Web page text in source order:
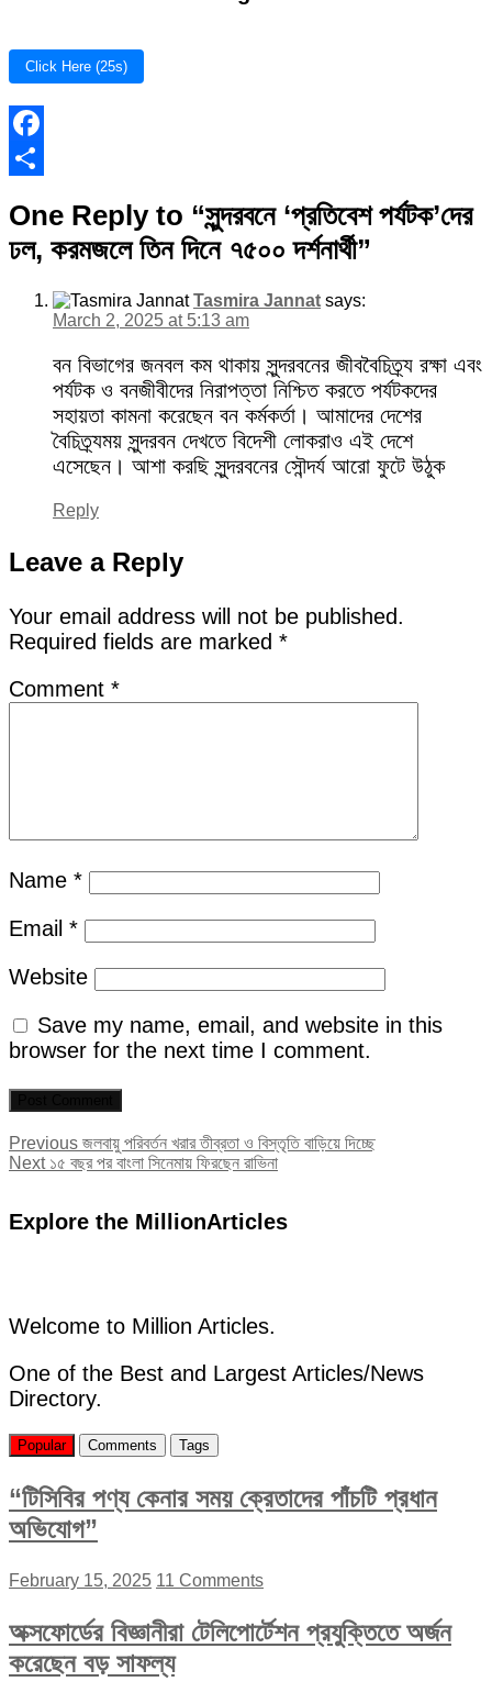
Click Here (25s)
Facebook
One Reply to “সুন্দরবনে ‘প্রতিবেশ পর্যটক’দের
ঢল, করমজলে তিন দিনে ৭৫০০ দর্শনার্থী”
Tasmira Jannat says:
March 2, 2025 at 5:13 am
বন বিভাগের জনবল কম থাকায় সুন্দরবনের জীববৈচিত্র্য রক্ষা এবং
পর্যটক ও বনজীবীদের নিরাপত্তা নিশ্চিত করতে পর্যটকদের
সহায়তা কামনা করেছেন বন কর্মকর্তা। আমাদের দেশের
বৈচিত্র্যময় সুন্দরবন দেখতে বিদেশী লোকরাও এই দেশে
এসেছেন। আশা করছি সুন্দরবনের সৌন্দর্য আরো ফুটে উঠুক
Reply
Leave a Reply
Your email address will not be published.
Required fields are marked *
Comment *
Name *
Email *
Website
Save my name, email, and website in this
browser for the next time I comment.
Post
Previous Previous
post:
জলবায়ু পরিবর্তন খরার তীব্রতা ও বিস্তৃতি বাড়িয়ে দিচ্ছে
Next Next
১৫ বছর পর বাংলা সিনেমায় ফিরছেন রাভিনা
Explore the MillionArticles
Welcome to Million Articles.
One of the Best and Largest Articles/News
Directory.
Popular Comments Tags
“টিসিবির পণ্য কেনার সময় ক্রেতাদের পাঁচটি প্রধান
অভিযোগ”
February 15, 2025 11 Comments
অক্সফোর্ডের বিজ্ঞানীরা টেলিপোর্টেশন প্রযুক্তিতে অর্জন
করেছেন বড় সাফল্য